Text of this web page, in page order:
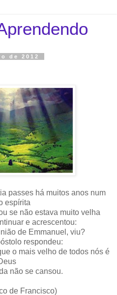
de 2012
passes há muitos anos num
espírita
se não estava muito velha
e acrescentou:
de Emmanuel, viu?
respondeu:
o mais velho de todos nós é
não se cansou.
de Francisco)